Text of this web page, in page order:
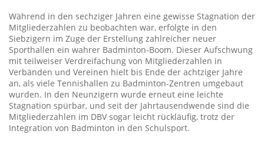
Während in den sechziger Jahren eine gewisse Stagnation der
Mitgliederzahlen zu beobachten war, erfolgte in den
Siebzigern im Zuge der Erstellung zahlreicher neuer
Sporthallen ein wahrer Badminton-Boom. Dieser Aufschwung
mit teilweiser Verdreifachung von Mitgliederzahlen in
Verbänden und Vereinen hielt bis Ende der achtziger Jahre
an, als viele Tennishallen zu Badminton-Zentren umgebaut
wurden. In den Neunzigern wurde erneut eine leichte
Stagnation spürbar, und seit der Jahrtausendwende sind die
Mitgliederzahlen im DBV sogar leicht rückläufig, trotz der
Integration von Badminton in den Schulsport.